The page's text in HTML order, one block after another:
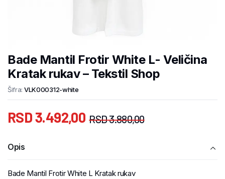
Bade Mantil Frotir White L- Veličina
Kratak rukav – Tekstil Shop
Šifra: VLK000312-white
RSD3.880,00
RSD3.492,00
Opis
Bade Mantil Frotir White L Kratak rukav